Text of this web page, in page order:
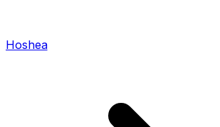
Hoshea